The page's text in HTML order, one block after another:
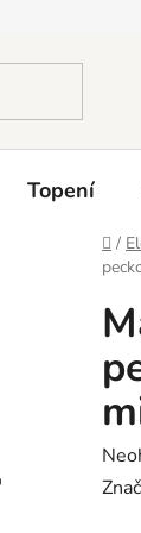
Topení
/